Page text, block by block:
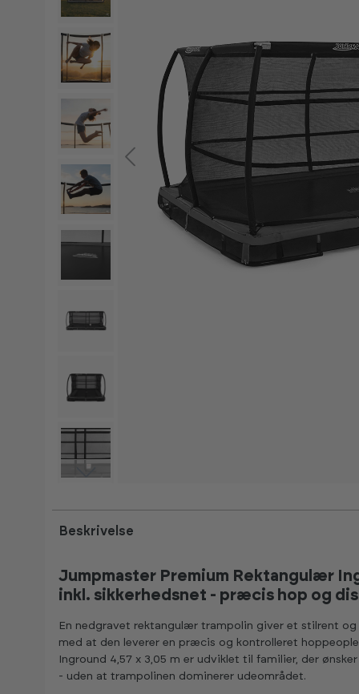
Beskrivelse
Jumpmaster Premium Rektangulær
inkl. sikkerhedsnet - præcis hop og
En nedgravet rektangulær trampolin giver et stilrent
med at den leverer en præcis og kontrolleret
Inground 4,57 x 3,05 m er udviklet til familier, der
- uden at trampolinen dominerer udeområdet.